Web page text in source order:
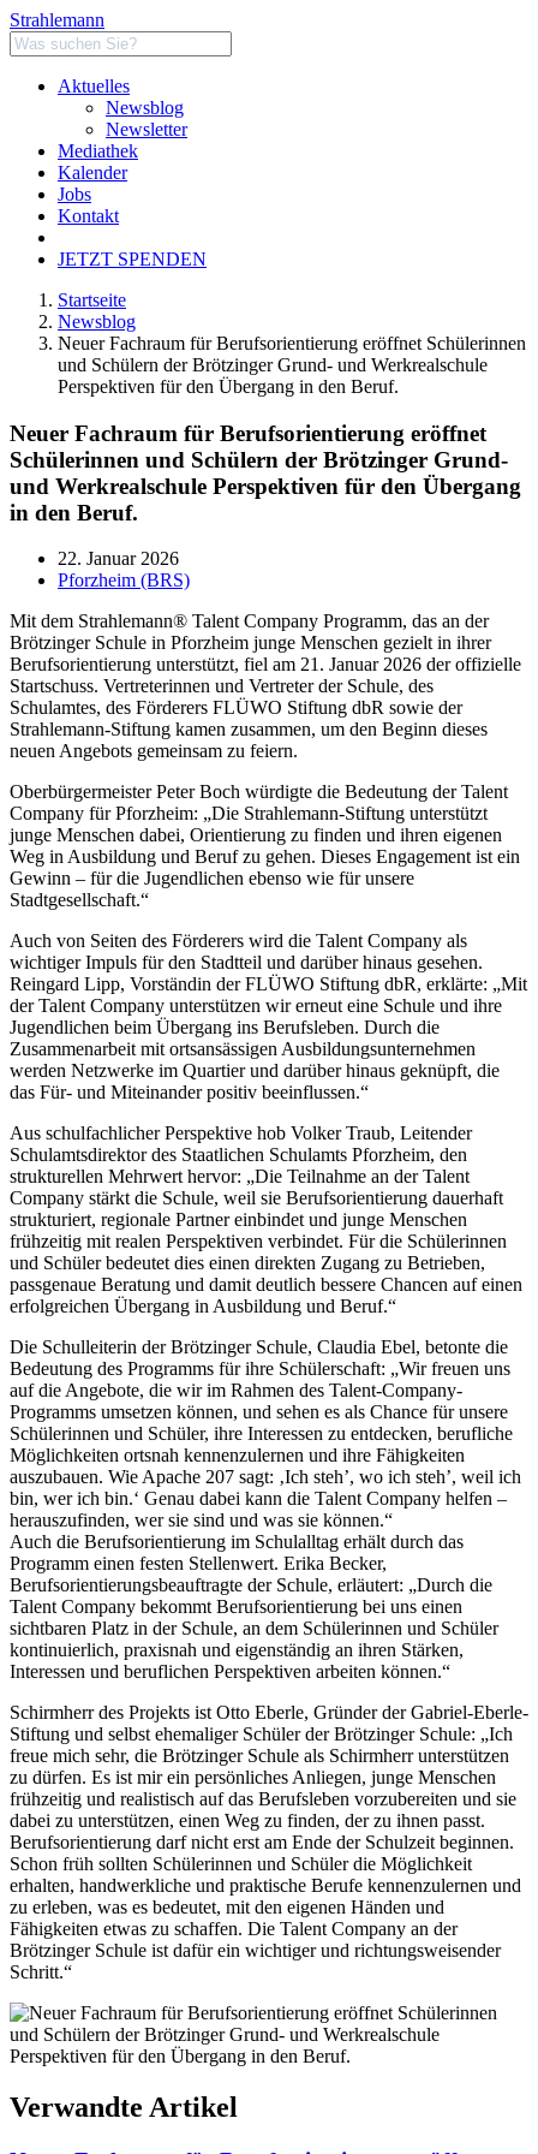
Strahlemann
Aktuelles
Newsblog
Newsletter
Mediathek
Kalender
Jobs
Kontakt
JETZT SPENDEN
Startseite
Newsblog
Neuer Fachraum für Berufsorientierung eröffnet Schülerinnen
und Schülern der Brötzinger Grund- und Werkrealschule
Perspektiven für den Übergang in den Beruf.
Neuer Fachraum für Berufsorientierung eröffnet
Schülerinnen und Schülern der Brötzinger Grund-
und Werkrealschule Perspektiven für den Übergang
in den Beruf.
22. Januar 2026
Pforzheim (BRS)
Mit dem Strahlemann® Talent Company Programm, das an der
Brötzinger Schule in Pforzheim junge Menschen gezielt in ihrer
Berufsorientierung unterstützt, fiel am 21. Januar 2026 der offizielle
Startschuss. Vertreterinnen und Vertreter der Schule, des
Schulamtes, des Förderers FLÜWO Stiftung dbR sowie der
Strahlemann-Stiftung kamen zusammen, um den Beginn dieses
neuen Angebots gemeinsam zu feiern.
Oberbürgermeister Peter Boch würdigte die Bedeutung der Talent
Company für Pforzheim: „Die Strahlemann-Stiftung unterstützt
junge Menschen dabei, Orientierung zu finden und ihren eigenen
Weg in Ausbildung und Beruf zu gehen. Dieses Engagement ist ein
Gewinn – für die Jugendlichen ebenso wie für unsere
Stadtgesellschaft.“
Auch von Seiten des Förderers wird die Talent Company als
wichtiger Impuls für den Stadtteil und darüber hinaus gesehen.
Reingard Lipp, Vorständin der FLÜWO Stiftung dbR, erklärte: „Mit
der Talent Company unterstützen wir erneut eine Schule und ihre
Jugendlichen beim Übergang ins Berufsleben. Durch die
Zusammenarbeit mit ortsansässigen Ausbildungsunternehmen
werden Netzwerke im Quartier und darüber hinaus geknüpft, die
das Für- und Miteinander positiv beeinflussen.“
Aus schulfachlicher Perspektive hob Volker Traub, Leitender
Schulamtsdirektor des Staatlichen Schulamts Pforzheim, den
strukturellen Mehrwert hervor: „Die Teilnahme an der Talent
Company stärkt die Schule, weil sie Berufsorientierung dauerhaft
strukturiert, regionale Partner einbindet und junge Menschen
frühzeitig mit realen Perspektiven verbindet. Für die Schülerinnen
und Schüler bedeutet dies einen direkten Zugang zu Betrieben,
passgenaue Beratung und damit deutlich bessere Chancen auf einen
erfolgreichen Übergang in Ausbildung und Beruf.“
Die Schulleiterin der Brötzinger Schule, Claudia Ebel, betonte die
Bedeutung des Programms für ihre Schülerschaft: „Wir freuen uns
auf die Angebote, die wir im Rahmen des Talent-Company-
Programms umsetzen können, und sehen es als Chance für unsere
Schülerinnen und Schüler, ihre Interessen zu entdecken, berufliche
Möglichkeiten ortsnah kennenzulernen und ihre Fähigkeiten
auszubauen. Wie Apache 207 sagt: ‚Ich steh’, wo ich steh’, weil ich
bin, wer ich bin.‘ Genau dabei kann die Talent Company helfen –
herauszufinden, wer sie sind und was sie können.“
Auch die Berufsorientierung im Schulalltag erhält durch das
Programm einen festen Stellenwert. Erika Becker,
Berufsorientierungsbeauftragte der Schule, erläutert: „Durch die
Talent Company bekommt Berufsorientierung bei uns einen
sichtbaren Platz in der Schule, an dem Schülerinnen und Schüler
kontinuierlich, praxisnah und eigenständig an ihren Stärken,
Interessen und beruflichen Perspektiven arbeiten können.“
Schirmherr des Projekts ist Otto Eberle, Gründer der Gabriel-Eberle-
Stiftung und selbst ehemaliger Schüler der Brötzinger Schule: „Ich
freue mich sehr, die Brötzinger Schule als Schirmherr unterstützen
zu dürfen. Es ist mir ein persönliches Anliegen, junge Menschen
frühzeitig und realistisch auf das Berufsleben vorzubereiten und sie
dabei zu unterstützen, einen Weg zu finden, der zu ihnen passt.
Berufsorientierung darf nicht erst am Ende der Schulzeit beginnen.
Schon früh sollten Schülerinnen und Schüler die Möglichkeit
erhalten, handwerkliche und praktische Berufe kennenzulernen und
zu erleben, was es bedeutet, mit den eigenen Händen und
Fähigkeiten etwas zu schaffen. Die Talent Company an der
Brötzinger Schule ist dafür ein wichtiger und richtungsweisender
Schritt.“
Verwandte Artikel